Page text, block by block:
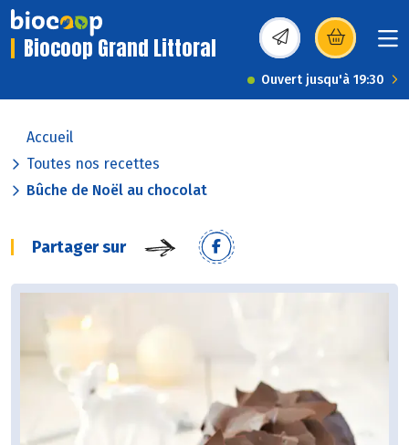
Biocoop Grand Littoral (s’ouvre dans une
Ouvert jusqu'à 19:30
Accueil
Toutes nos recettes
Bûche de Noël au chocolat
Partager sur